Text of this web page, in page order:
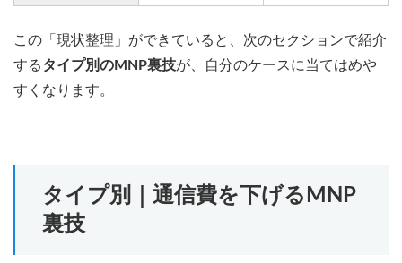
この「現状整理」ができていると、次のセクションで紹介
するタイプ別のMNP裏技が、自分のケースに当てはめや
すくなります。
タイプ別｜通信費を下げるMNP
裏技